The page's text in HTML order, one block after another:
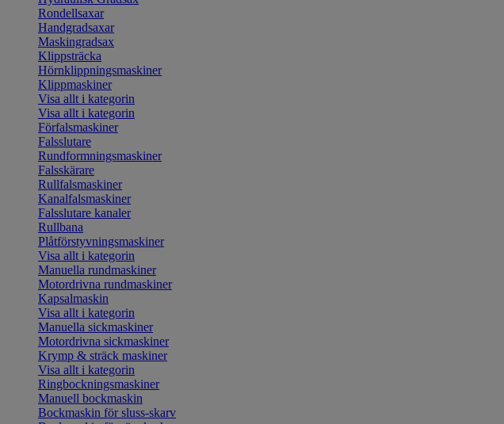
Rondellsaxar
Handgradsaxar
Maskingradsax
Klippsträcka
Hörnklippningsmaskiner
Klippmaskiner
Visa allt i kategorin
Visa allt i kategorin
Förfalsmaskiner
Falsslutare
Rundformningsmaskiner
Falsskärare
Rullfalsmaskiner
Kanalfalsmaskiner
Falsslutare kanaler
Rullbana
Plåtförstyvningsmaskiner
Visa allt i kategorin
Manuella rundmaskiner
Motordrivna rundmaskiner
Kapsalmaskin
Visa allt i kategorin
Manuella sickmaskiner
Motordrivna sickmaskiner
Krymp & sträck maskiner
Visa allt i kategorin
Ringbockningsmaskiner
Manuell bockmaskin
Bockmaskin för sluss-skarv